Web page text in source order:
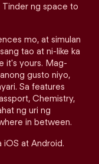
Tinder ng space to
mo, at simulan
tao at ni-like ka
it's yours. Mag-
gusto niyo,
Sa features
Chemistry,
ng uri ng
in between.
at Android.